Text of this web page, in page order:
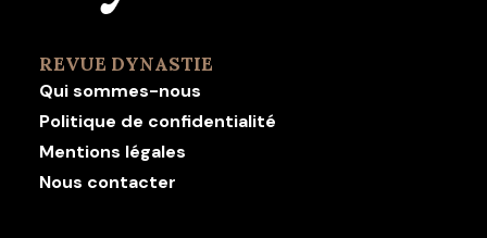
REVUE DYNASTIE
Qui sommes-nous
Politique de confidentialité
Mentions légales
Nous contacter